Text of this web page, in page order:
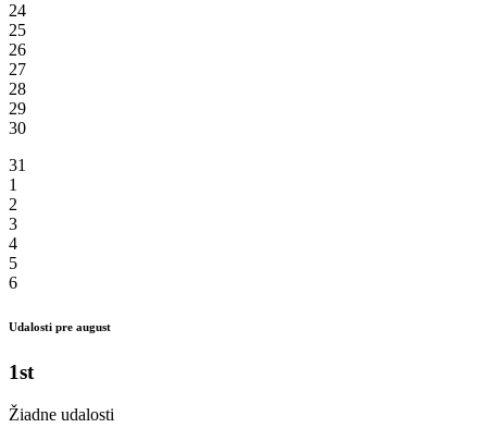
24
25
26
27
28
29
30
31
1
2
3
4
5
6
Udalosti pre august
1st
Žiadne udalosti